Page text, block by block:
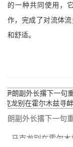
的一种共同使用，
作，完成了对流体
和舒适。
副外长撂下一句重
马克龙别在霍尔木